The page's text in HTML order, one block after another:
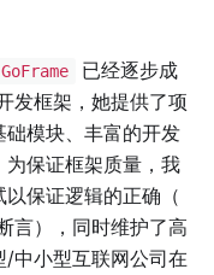
GoFrame
已经逐步成
发框架，她提供了项
础模块、丰富的开发
保证框架质量，我
保证逻辑的正确（
言），同时维护了高
/中小型互联网公司在